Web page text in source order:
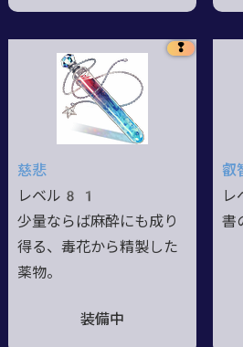
❢
慈悲
レベル81
少量ならば麻酔にも成り
得る、毒花から精製した
薬物。
装備中
叡
書